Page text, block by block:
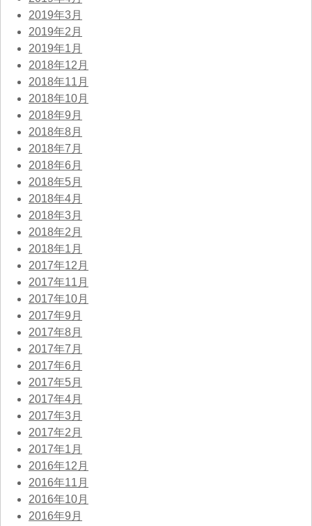
2019年3月
2019年2月
2019年1月
2018年12月
2018年11月
2018年10月
2018年9月
2018年8月
2018年7月
2018年6月
2018年5月
2018年4月
2018年3月
2018年2月
2018年1月
2017年12月
2017年11月
2017年10月
2017年9月
2017年8月
2017年7月
2017年6月
2017年5月
2017年4月
2017年3月
2017年2月
2017年1月
2016年12月
2016年11月
2016年10月
2016年9月